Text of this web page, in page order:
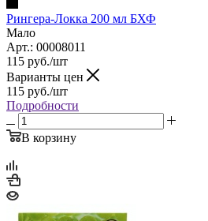
Рингера-Локка 200 мл БХФ
Мало
Арт.: 00008011
115 руб./шт
Варианты цен
115 руб./шт
Подробности
В корзину